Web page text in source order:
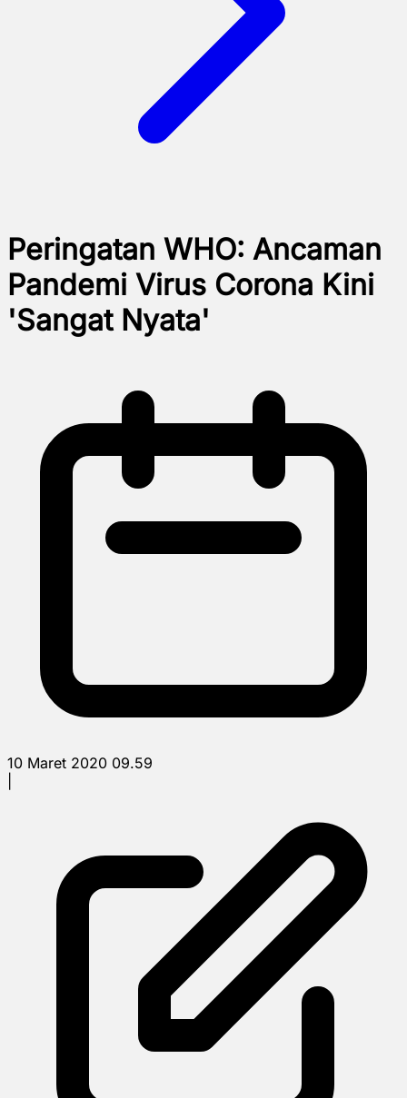
Peringatan WHO: Ancaman
Pandemi Virus Corona Kini
'Sangat Nyata'
10 Maret 2020 09.59